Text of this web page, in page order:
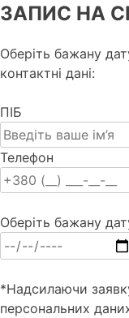
ЗАПИС НА
Оберіть бажану
контактні дані:
ПІБ
Телефон
Оберіть бажану
*Надсилаючи
персональних